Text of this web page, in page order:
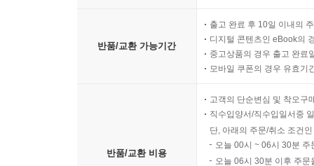
반품/교환 가능기간
출고 완료 후 10일 이내의
디지털 콘텐츠인 eBook의
중고상품의 경우 출고 완료
모바일 쿠폰의 경우 유효기
반품/교환 비용
고객의 단순변심 및 착오구
직수입양서/직수입일서중
단, 아래의 주문/취소 조건
오늘 00시 ~ 06시 30분
오늘 06시 30분 이후 주